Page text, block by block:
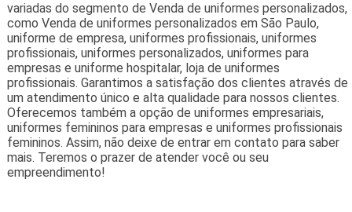
variadas do segmento de Venda de uniformes personalizados,
como Venda de uniformes personalizados em São Paulo,
uniforme de empresa, uniformes profissionais, uniformes
profissionais, uniformes personalizados, uniformes para
empresas e uniforme hospitalar, loja de uniformes
profissionais. Garantimos a satisfação dos clientes através de
um atendimento único e alta qualidade para nossos clientes.
Oferecemos também a opção de uniformes empresariais,
uniformes femininos para empresas e uniformes profissionais
femininos. Assim, não deixe de entrar em contato para saber
mais. Teremos o prazer de atender você ou seu
empreendimento!